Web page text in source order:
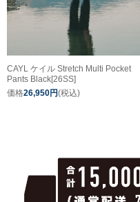
CAYL ケイル Stretch Multi Pocket
Pants Black[26SS]
価格26,950円(税込)